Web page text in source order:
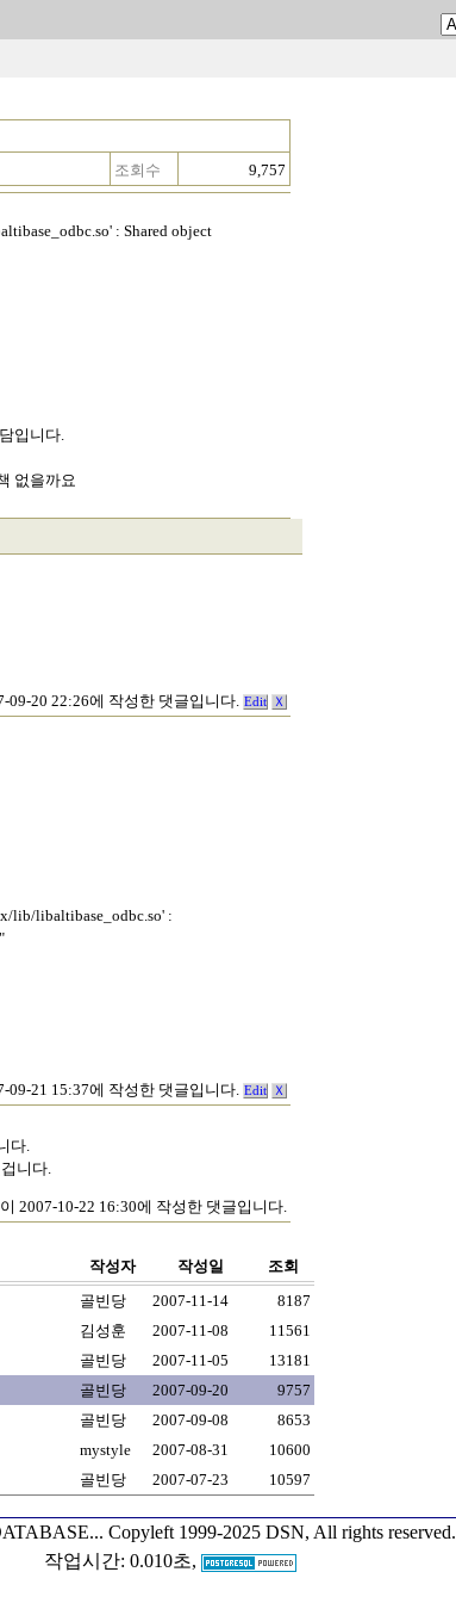
조회수 9,757
: Shared object
입니다.
없을까요
09-20 22:26에 작성한 댓글입니다. Edit Ｘ
lib/libaltibase_odbc.so' :
09-21 15:37에 작성한 댓글입니다. Edit Ｘ
다.
니다.
2007-10-22 16:30에 작성한 댓글입니다.
작성자 작성일
조회
골빈당 2007-11-14
8187
김성훈 2007-11-08
11561
골빈당 2007-11-05
13181
골빈당 2007-09-20
9757
골빈당 2007-09-08
8653
mystyle 2007-08-31
10600
골빈당 2007-07-23 10597
Copyleft 1999-2025 DSN, All rights reserved.
작업시간: 0.010초,